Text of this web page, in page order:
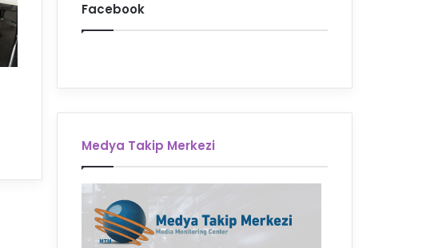
Facebook
Medya Takip Merkezi